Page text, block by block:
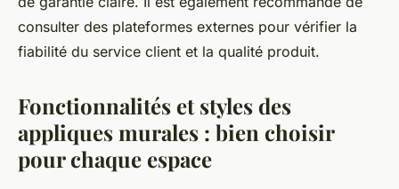
consulter des plateformes externes pour vérifier la
fiabilité du service client et la qualité produit.
Fonctionnalités et styles des
appliques murales : bien choisir
pour chaque espace